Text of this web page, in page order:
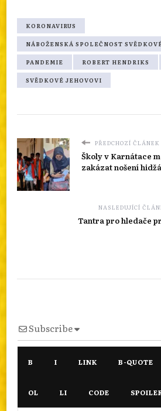
KORONAVIRUS
NÁBOŽENSKÁ SPOLEČNOST
PANDEMIE ROBERT HENDRIKS
SVĚDKOVÉ JEHOVOVI
PŘEDCHOZÍ ČLÁNEK
Školy v Karnátace
zakázat nošení
NASLEDUJÍCÍ
Tantra pro hledače
Subscribe